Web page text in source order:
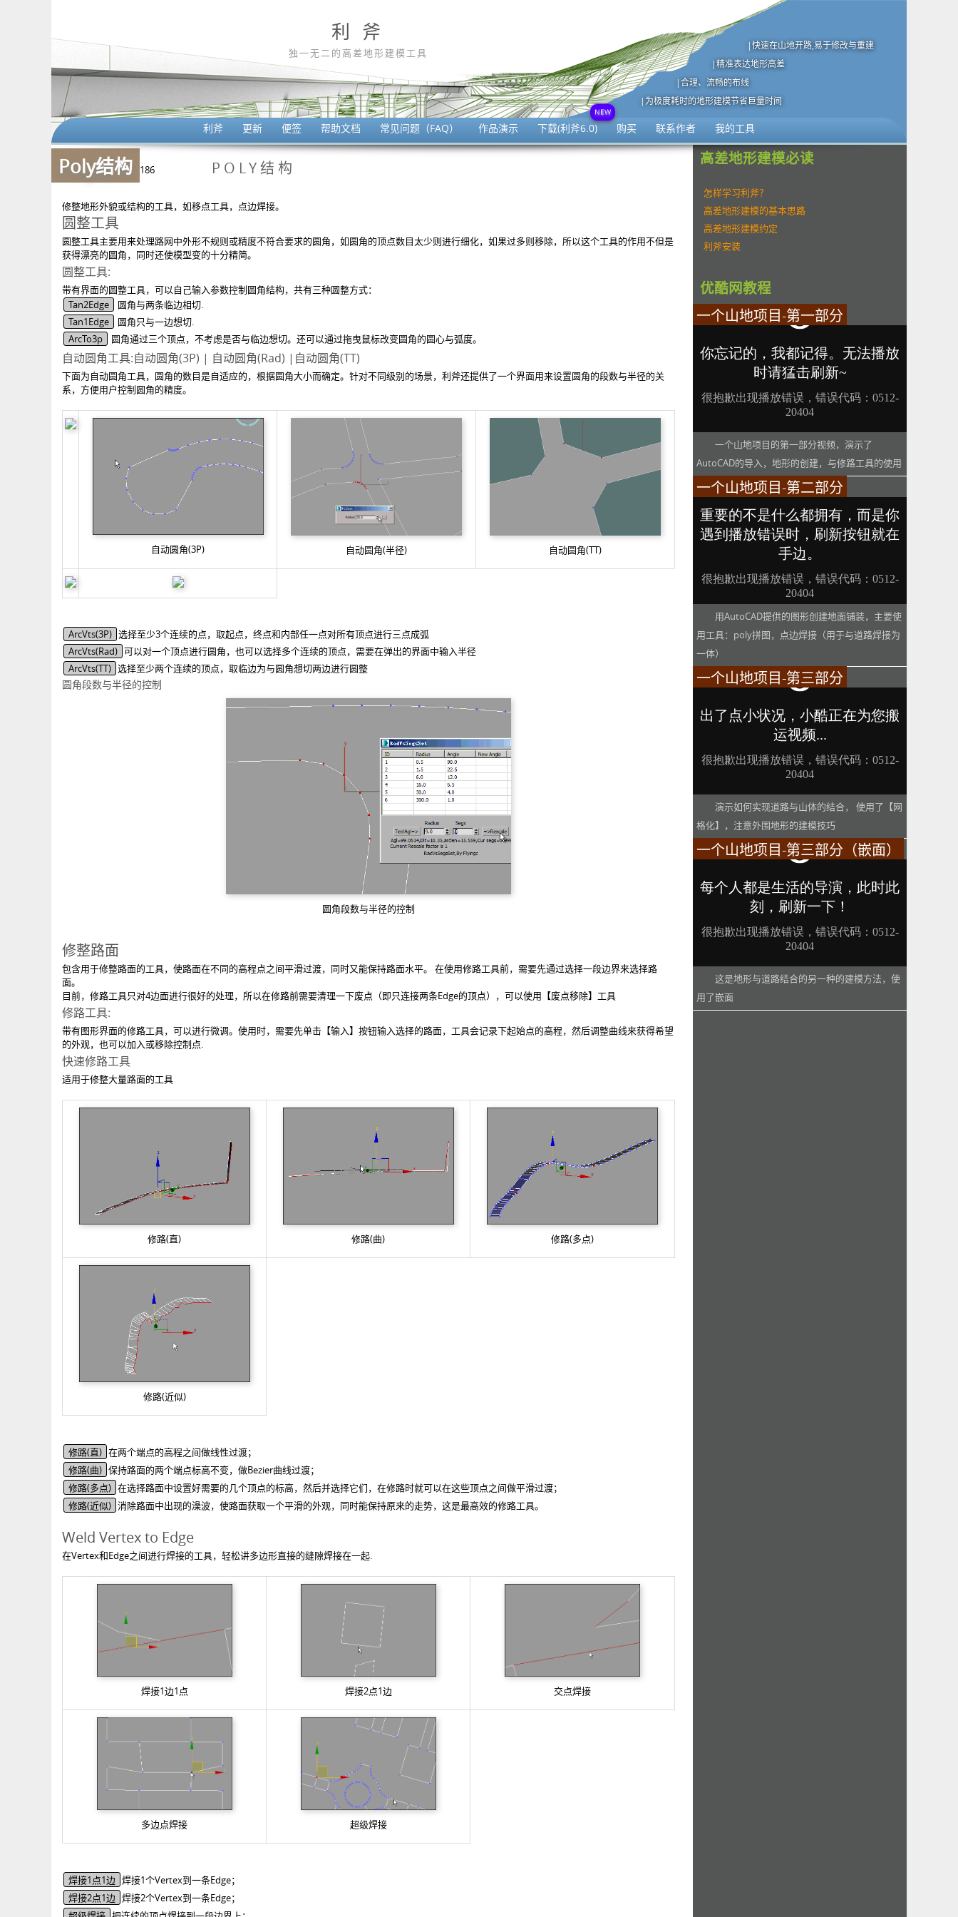
利 斧
独一无二的高差地形建模工具
|快速在山地开路,易于修改与重建
|精准表达地形高差
|合理、流畅的布线
|为极度耗时的地形建模节省巨量时间
利斧 更新 便签 帮助文档 常见问题（FAQ） 作品演示 下载(利斧6.0) 购买 联系作者 我的工具
Poly结构 186 POLY结构
修整地形外貌或结构的工具，如移点工具，点边焊接。
圆整工具
圆整工具主要用来处理路网中外形不规则或精度不符合要求的圆角，如圆角的顶点数目太少则进行细化，如果过多则移除，所以这个工具的作用不但是
获得漂亮的圆角，同时还使模型变的十分精简。
圆整工具:
带有界面的圆整工具，可以自己输入参数控制圆角结构，共有三种圆整方式：
Tan2Edge
圆角与两条临边相切.
Tan1Edge
圆角只与一边想切.
ArcTo3p
圆角通过三个顶点，不考虑是否与临边想切。还可以通过拖曳鼠标改变圆角的圆心与弧度。
自动圆角工具:自动圆角(3P) | 自动圆角(Rad) |自动圆角(TT)
下面为自动圆角工具，圆角的数目是自适应的，根据圆角大小而确定。针对不同级别的场景，利斧还提供了一个界面用来设置圆角的段数与半径的关
系，方便用户控制圆角的精度。
自动圆角(3P) 自动圆角(半径) 自动圆角(TT)
ArcVts(3P) 选择至少3个连续的点，取起点，终点和内部任一点对所有顶点进行三点成弧
ArcVts(Rad) 可以对一个顶点进行圆角，也可以选择多个连续的顶点，需要在弹出的界面中输入半径
ArcVts(TT) 选择至少两个连续的顶点，取临边为与圆角想切两边进行圆整
圆角段数与半径的控制
圆角段数与半径的控制
修整路面
包含用于修整路面的工具，使路面在不同的高程点之间平滑过渡，同时又能保持路面水平。
在使用修路工具前，需要先通过选择一段边界来选择路
面。
目前，修路工具只对4边面进行很好的处理，所以在修路前需要清理一下废点（即只连接两条Edge的顶点），可以使用【废点移除】工具
修路工具:
带有图形界面的修路工具，可以进行微调。使用时，需要先单击【输入】按钮输入选择的路面，工具会记录下起始点的高程，然后调整曲线来获得希望
的外观，也可以加入或移除控制点.
快速修路工具
适用于修整大量路面的工具
修路(直) 修路(曲) 修路(多点)
修路(近似)
修路(直) 在两个端点的高程之间做线性过渡；
修路(曲) 保持路面的两个端点标高不变，做Bezier曲线过渡；
修路(多点) 在选择路面中设置好需要的几个顶点的标高，然后并选择它们，在修路时就可以在这些顶点之间做平滑过渡；
修路(近似) 消除路面中出现的澡波，使路面获取一个平滑的外观，同时能保持原来的走势，这是最高效的修路工具。
Weld Vertex to Edge
在Vertex和Edge之间进行焊接的工具，轻松讲多边形直接的缝隙焊接在一起.
焊接1边1点 焊接2点1边 交点焊接
多边点焊接 超级焊接
焊接1点1边 焊接1个Vertex到一条Edge；
焊接2点1边 焊接2个Vertex到一条Edge；
高差地形建模必读
怎样学习利斧？
高差地形建模的基本思路
高差地形建模约定
利斧安装
优酷网教程
一个山地项目-第一部分
一个山地项目的第一部分视频，演示了
AutoCAD的导入，地形的创建，与修路工具的使用
一个山地项目-第二部分
用AutoCAD提供的图形创建地面铺装，主要使
用工具：poly拼图，点边焊接（用于与道路焊接为
一体）
一个山地项目-第三部分
演示如何实现道路与山体的结合， 使用了【网
格化】，注意外围地形的建模技巧
一个山地项目-第三部分（嵌面）
这是地形与道路结合的另一种的建模方法，使
用了嵌面